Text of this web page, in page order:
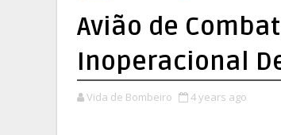
Avião de
Inoperacional
Vida de Bombeiro 4 years ago